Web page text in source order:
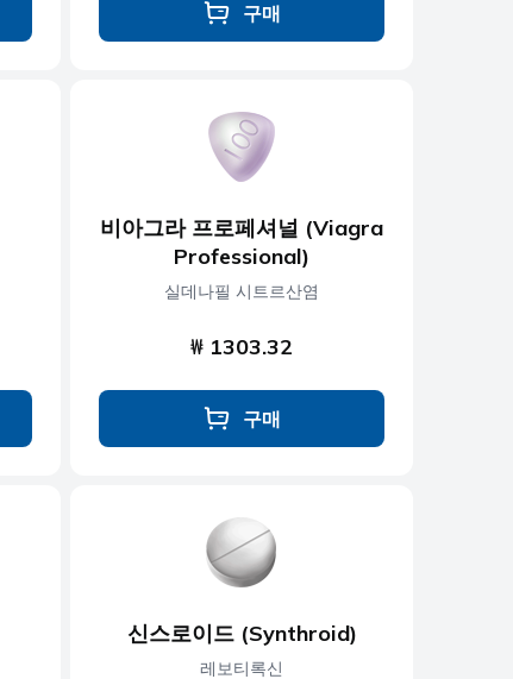
구매
비아그라 프로페셔널 (Viagra
Professional)
실데나필 시트르산염
₩ 1303.32
구매
신스로이드 (Synthroid)
레보티록신